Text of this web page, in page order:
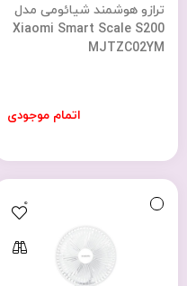
ترازو هوشمند شیائومی مدل
Xiaomi Smart Scale S200
MJTZC02YM
اتمام موجودی
0